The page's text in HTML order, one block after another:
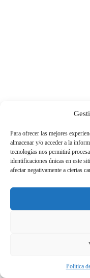
Para ofrecer las mejores
almacenar y/o acceder a la
tecnologías nos permitirá
identificaciones únicas en este
afectar negativamente a ciertas
Política